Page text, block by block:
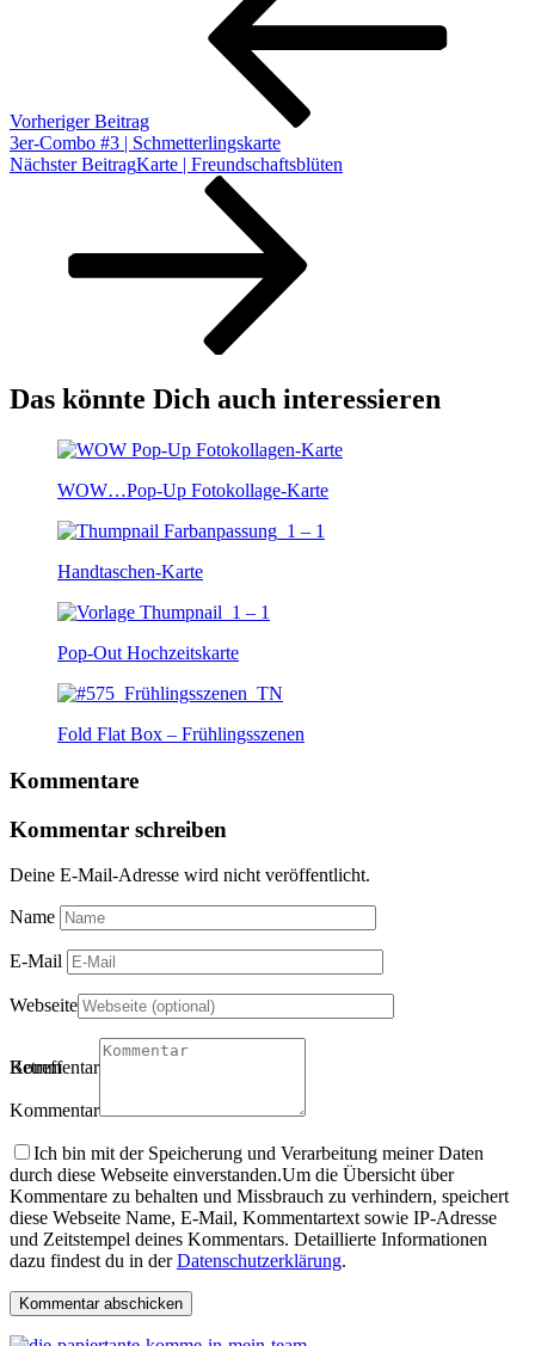
Vorheriger Beitrag
3er-Combo #3 | Schmetterlingskarte
Nächster BeitragKarte | Freundschaftsblüten
Das könnte Dich auch interessieren
WOW…Pop-Up Fotokollage-Karte
Handtaschen-Karte
Pop-Out Hochzeitskarte
Fold Flat Box – Frühlingsszenen
Kommentare
Kommentar schreiben
Deine E-Mail-Adresse wird nicht veröffentlicht.
Name
E-Mail
Webseite
Betreff
Kommentartitel
Kommentar
Ich bin mit der Speicherung und Verarbeitung meiner Daten
durch diese Webseite einverstanden.Um die Übersicht über
Kommentare zu behalten und Missbrauch zu verhindern, speichert
diese Webseite Name, E-Mail, Kommentartext sowie IP-Adresse
und Zeitstempel deines Kommentars. Detaillierte Informationen
dazu findest du in derDatenschutzerklärung.